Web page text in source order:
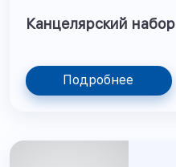
Канцелярский набор
Подробнее